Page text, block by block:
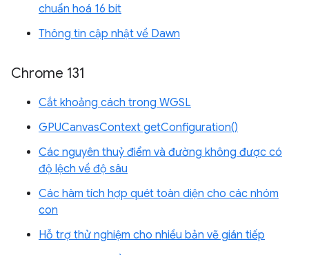
chuẩn hoá 16 bit
Thông tin cập nhật về Dawn
Chrome 131
Cắt khoảng cách trong WGSL
GPUCanvasContext getConfiguration()
Các nguyên thuỷ điểm và đường không được có
độ lệch về độ sâu
Các hàm tích hợp quét toàn diện cho các nhóm
con
Hỗ trợ thử nghiệm cho nhiều bản vẽ gián tiếp